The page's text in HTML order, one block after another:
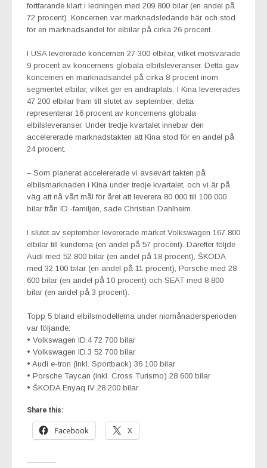
fortfarande klart i ledningen med 209 800 bilar (en andel på
72 procent). Koncernen var marknadsledande här och stod
för en marknadsandel för elbilar på cirka 26 procent.
I USA levererade koncernen 27 300 elbilar, vilket motsvarade
9 procent av koncernens globala elbilsleveranser. Detta gav
koncernen en marknadsandel på cirka 8 procent inom
segmentet elbilar, vilket ger en andraplats. I Kina levererades
47 200 elbilar fram till slutet av september; detta
representerar 16 procent av koncernens globala
elbilsleveranser. Under tredje kvartalet innebar den
accelererade marknadstakten att Kina stod för en andel på
24 procent.
– Som planerat accelererade vi avsevärt takten på
elbilsmarknaden i Kina under tredje kvartalet, och vi är på
väg att nå vårt mål för året att leverera 80 000 till 100 000
bilar från ID.-familjen, sade Christian Dahlheim.
I slutet av september levererade märket Volkswagen 167 800
elbilar till kunderna (en andel på 57 procent). Därefter följde
Audi med 52 800 bilar (en andel på 18 procent), ŠKODA
med 32 100 bilar (en andel på 11 procent), Porsche med 28
600 bilar (en andel på 10 procent) och SEAT med 8 800
bilar (en andel på 3 procent).
Topp 5 bland elbilsmodellerna under niomånadersperioden
var följande:
• Volkswagen ID.4 72 700 bilar
• Volkswagen ID.3 52 700 bilar
• Audi e-tron (inkl. Sportback) 36 100 bilar
• Porsche Taycan (inkl. Cross Turismo) 28 600 bilar
• ŠKODA Enyaq iV 28 200 bilar
Share this:
Facebook X